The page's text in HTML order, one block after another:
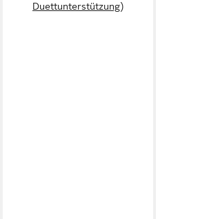
Duettunterstützung)